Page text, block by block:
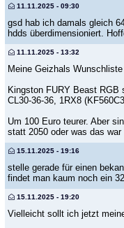
11.11.2025 - 09:30
gsd hab ich damals gleich
hdds überdimensioniert.
11.11.2025 - 13:32
Meine Geizhals
Kingston FURY Beast RGB
CL30-36-36, 1RX8
Um 100 Euro teurer. Aber
statt 2050 oder was das war
15.11.2025 - 19:16
stelle gerade für einen
findet man kaum noch ein
15.11.2025 - 19:20
Vielleicht sollt ich jetzt